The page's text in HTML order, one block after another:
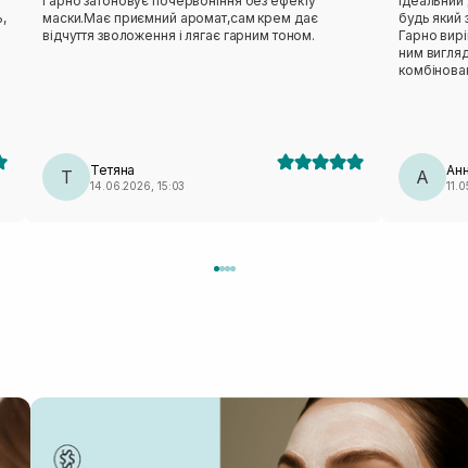
маски.Має приємний аромат,сам крем дає
відчуття зволоження і лягає гарним тоном.
Т Тетяна
14.06.2026, 15:03
будь який
Гарно
ним
А